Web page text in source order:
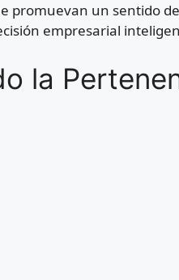
promuevan un sentido
empresarial
la